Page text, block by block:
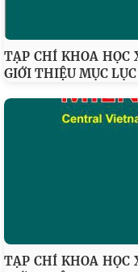
TẠP CHÍ KHOA HỌC
GIỚI THIỆU MỤC
TẠP CHÍ KHOA HỌC